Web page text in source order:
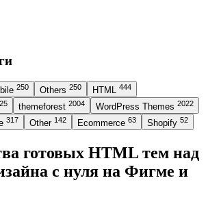
250 Others 250 HTML 444
themeforest 2004 WordPress Themes 2022
317 Other 142 Ecommerce 63 Shopify 52
готовых HTML тем над
с нуля на Фигме и